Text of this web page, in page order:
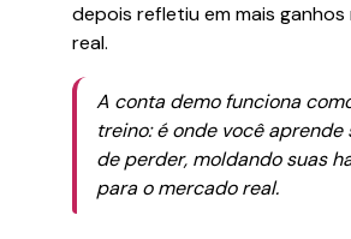
depois refletiu em mais
real.
A conta demo funciona
treino: é onde você aprende
de perder, moldando suas
para o mercado real.